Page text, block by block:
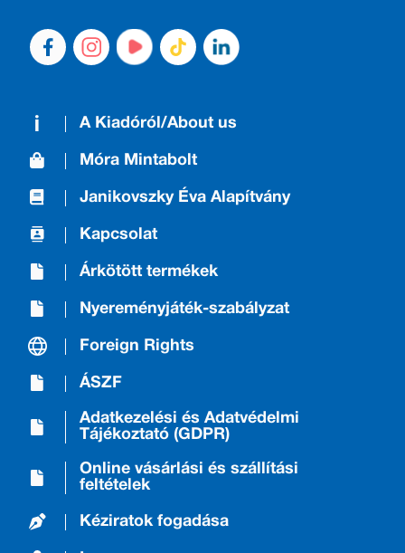
A Kiadóról/About us
Móra Mintabolt
Janikovszky Éva Alapítvány
Kapcsolat
Árkötött termékek
Nyereményjáték-szabályzat
Foreign Rights
ÁSZF
Adatkezelési és Adatvédelmi
Tájékoztató (GDPR)
Online vásárlási és szállítási
feltételek
Kéziratok fogadása